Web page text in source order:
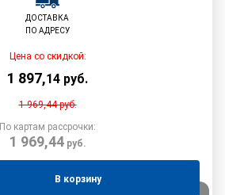
ДОСТАВКА
ПО АДРЕСУ
Цена со скидкой:
1 897,14 руб.
1 969,44руб.
По картам рассрочки:
1 969,44руб.
В корзину